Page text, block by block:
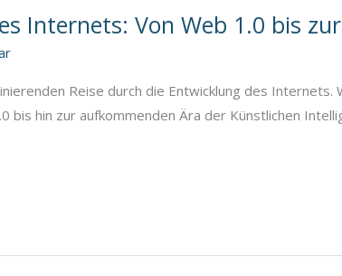
Internets: Von Web 1.0 bis
Reise durch die Entwicklung des Internets.
bis hin zur aufkommenden Ära der Künstlichen